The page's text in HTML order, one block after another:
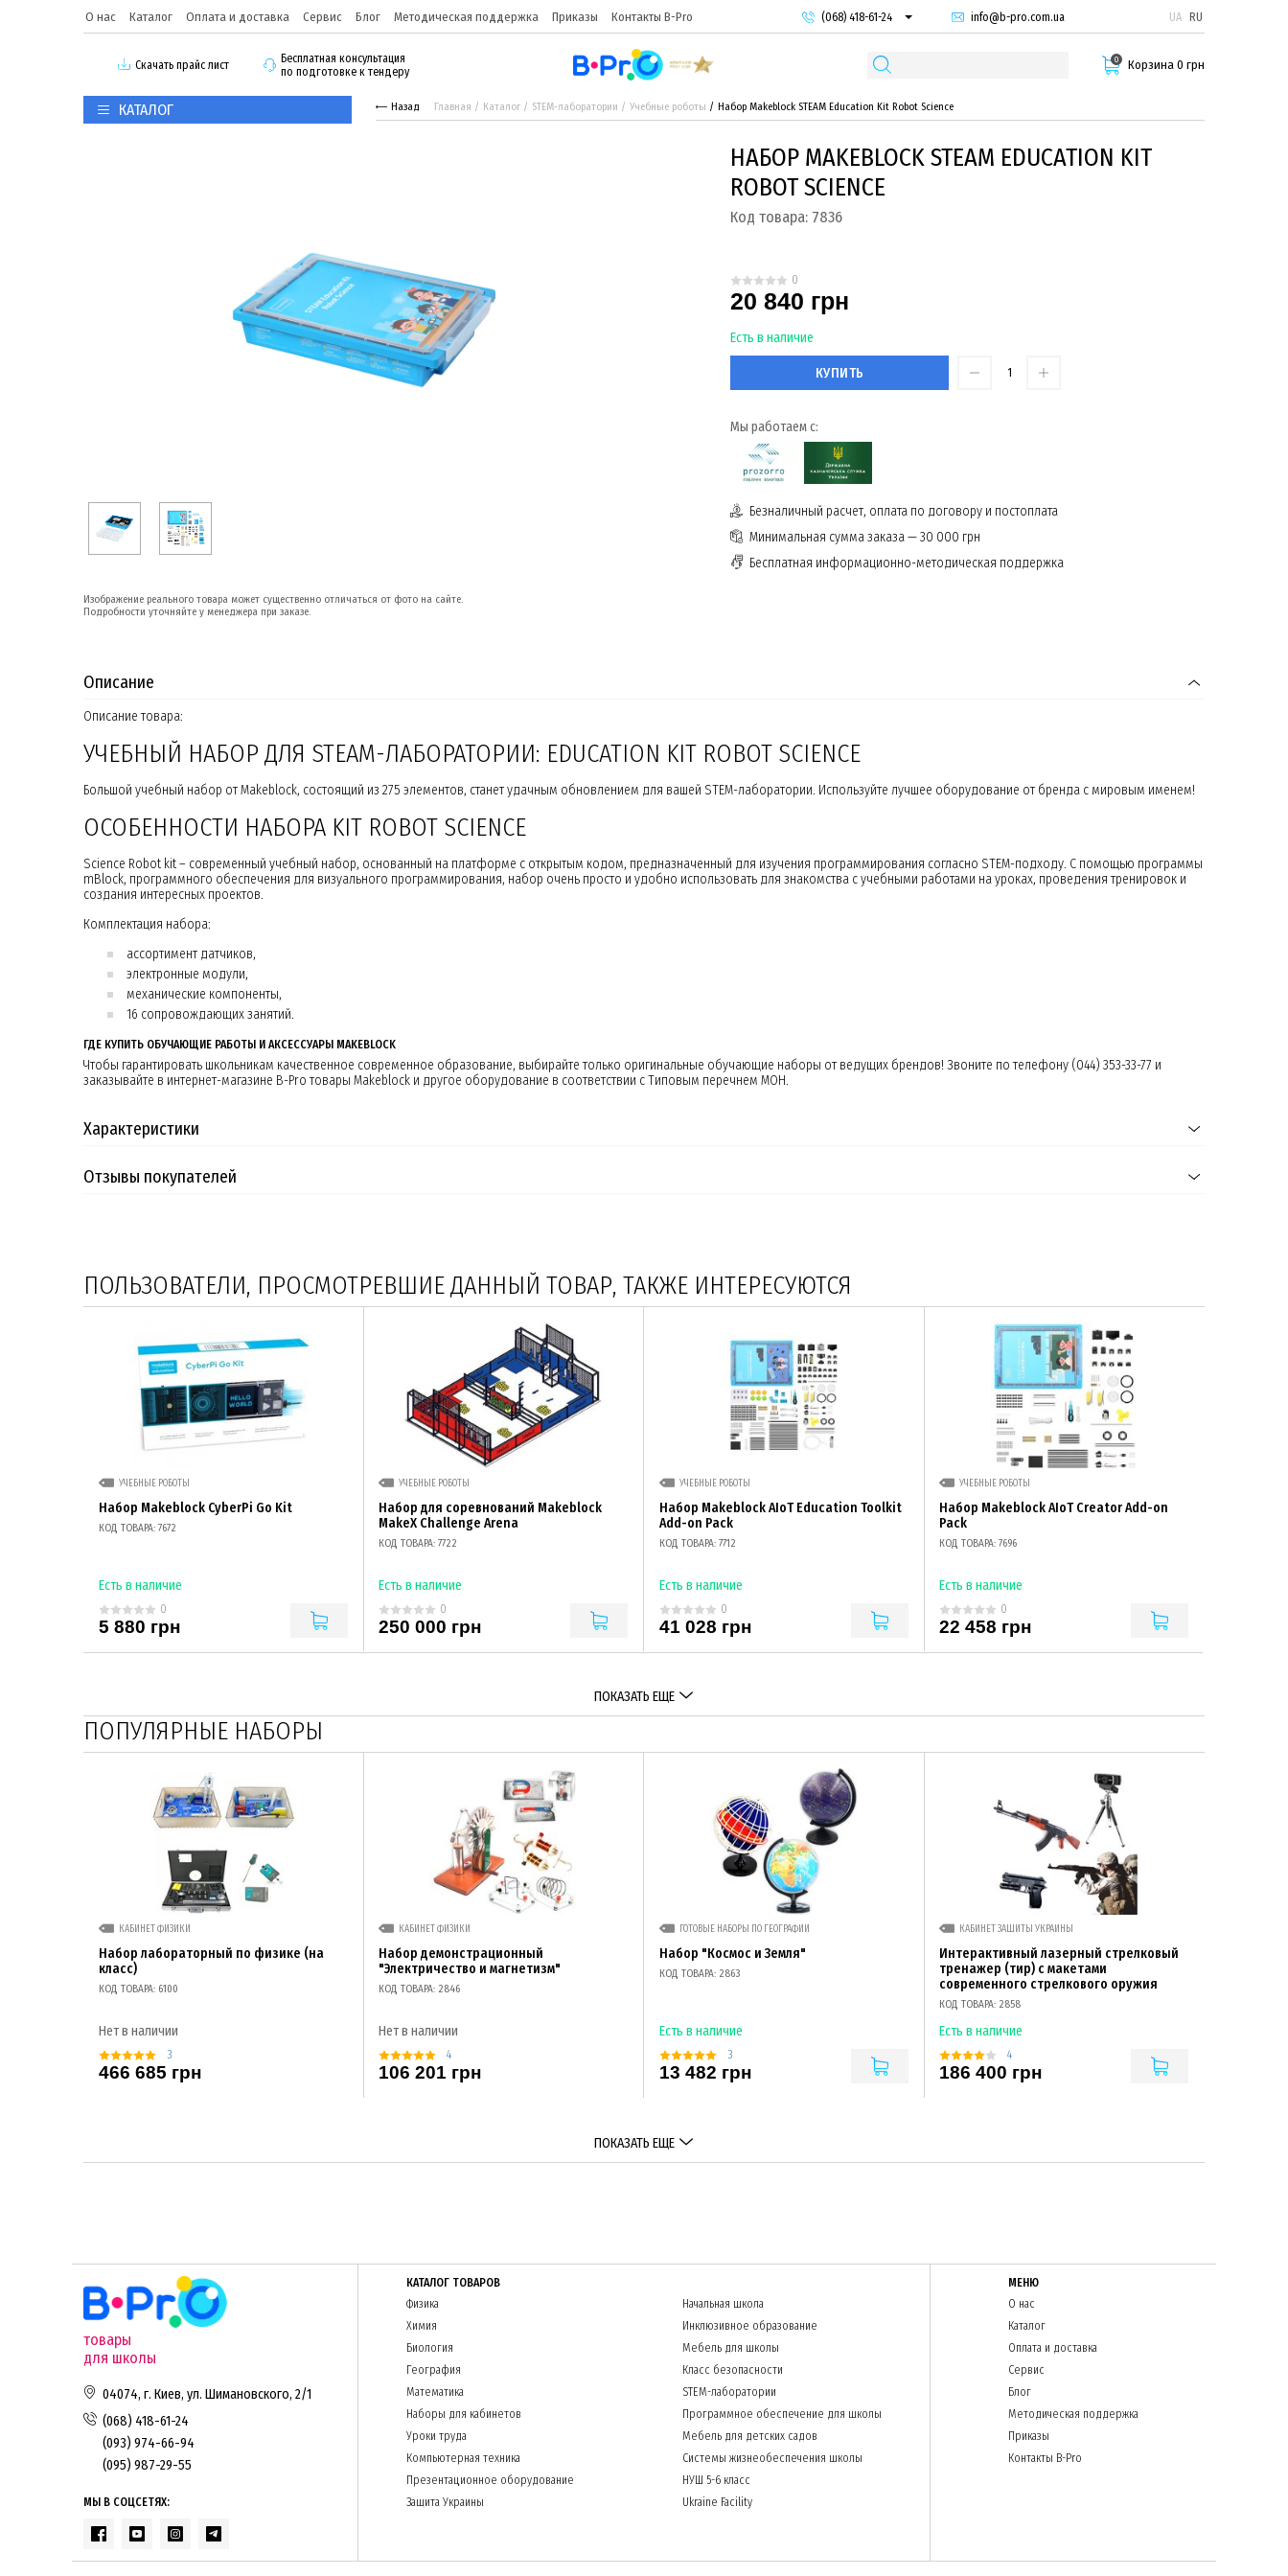
О нас Каталог Оплата и доставка Сервис Блог Методическая поддержка Приказы Контакты B-Pro
(068) 418-61-24
(095) 987-29-55
info@b-pro.com.ua UA RU
Скачать прайс лист
Бесплатная консультация
по подготовке к тендеру
0 Корзина 0 грн
КАТАЛОГ Назад Главная Каталог STEM-лаборатории Учебные роботы Набор Makeblock STEAM Education Kit Robot Science
Изображение реального товара может существенно отличаться от фото на сайте.
Подробности уточняйте у менеджера при заказе.
НАБОР MAKEBLOCK STEAM EDUCATION KIT
ROBOT SCIENCE
Код товара: 7836
0
20 840 грн
Есть в наличие
КУПИТЬ
Мы работаем с:
Безналичный расчет, оплата по договору и постоплата
Минимальная сумма заказа — 30 000 грн
Бесплатная информационно-методическая поддержка
Описание
Описание товара:
УЧЕБНЫЙ НАБОР ДЛЯ STEAM-ЛАБОРАТОРИИ: EDUCATION KIT ROBOT SCIENCE
Большой учебный набор от Makeblock, состоящий из 275 элементов, станет удачным обновлением для вашей STEM-лаборатории. Используйте лучшее оборудование от бренда с мировым именем!
ОСОБЕННОСТИ НАБОРА KIT ROBOT SCIENCE
Science Robot kit – современный учебный набор, основанный на платформе с открытым кодом, предназначенный для изучения программирования согласно STEM-подходу. С помощью программы
mBlock, программного обеспечения для визуального программирования, набор очень просто и удобно использовать для знакомства с учебными работами на уроках, проведения тренировок и
создания интересных проектов.
Комплектация набора:
ассортимент датчиков,
электронные модули,
механические компоненты,
16 сопровождающих занятий.
ГДЕ КУПИТЬ ОБУЧАЮЩИЕ РАБОТЫ И АКСЕССУАРЫ MAKEBLOCK
Чтобы гарантировать школьникам качественное современное образование, выбирайте только оригинальные обучающие наборы от ведущих брендов! Звоните по телефону (044) 353-33-77 и
заказывайте в интернет-магазине B-Pro товары Makeblock и другое оборудование в соответствии с Типовым перечнем МОН.
Характеристики
Отзывы покупателей
ПОЛЬЗОВАТЕЛИ, ПРОСМОТРЕВШИЕ ДАННЫЙ ТОВАР, ТАКЖЕ ИНТЕРЕСУЮТСЯ
УЧЕБНЫЕ РОБОТЫ
Набор Makeblock CyberPi Go Kit
КОД ТОВАРА: 7672
Есть в наличие
0
5 880 грн
УЧЕБНЫЕ РОБОТЫ
Набор для соревнований Makeblock
MakeX Challenge Arena
КОД ТОВАРА: 7722
Есть в наличие
0
250 000 грн
УЧЕБНЫЕ РОБОТЫ
Набор Makeblock AIoT Education Toolkit
Add-on Pack
КОД ТОВАРА: 7712
Есть в наличие
0
41 028 грн
УЧЕБНЫЕ РОБОТЫ
Набор Makeblock AIoT Creator Add-on
Pack
КОД ТОВАРА: 7696
Есть в наличие
0
22 458 грн
ПОКАЗАТЬ ЕЩЕ
ПОПУЛЯРНЫЕ НАБОРЫ
КАБИНЕТ ФИЗИКИ
Набор лабораторный по физике (на
класс)
КОД ТОВАРА: 6100
Нет в наличии
3
466 685 грн
КАБИНЕТ ФИЗИКИ
Набор демонстрационный
"Электричество и магнетизм"
КОД ТОВАРА: 2846
Нет в наличии
4
106 201 грн
ГОТОВЫЕ НАБОРЫ ПО ГЕОГРАФИИ
Набор "Космос и Земля"
КОД ТОВАРА: 2863
Есть в наличие
3
13 482 грн
КАБИНЕТ ЗАЩИТЫ УКРАИНЫ
Интерактивный лазерный стрелковый
тренажер (тир) с макетами
современного стрелкового оружия
КОД ТОВАРА: 2858
Есть в наличие
4
186 400 грн
ПОКАЗАТЬ ЕЩЕ
товары
для школы
04074, г. Киев, ул. Шимановского, 2/1
(068) 418-61-24
(093) 974-66-94
(095) 987-29-55
МЫ В СОЦСЕТЯХ:
КАТАЛОГ ТОВАРОВ
Физика
Химия
Биология
География
Математика
Наборы для кабинетов
Уроки труда
Компьютерная техника
Презентационное оборудование
Защита Украины
Начальная школа
Инклюзивное образование
Мебель для школы
Класс безопасности
STEM-лаборатории
Программное обеспечение для школы
Мебель для детских садов
Системы жизнеобеспечения школы
НУШ 5-6 класс
Ukraine Facility
МЕНЮ
О нас
Каталог
Оплата и доставка
Сервис
Блог
Методическая поддержка
Приказы
Контакты B-Pro